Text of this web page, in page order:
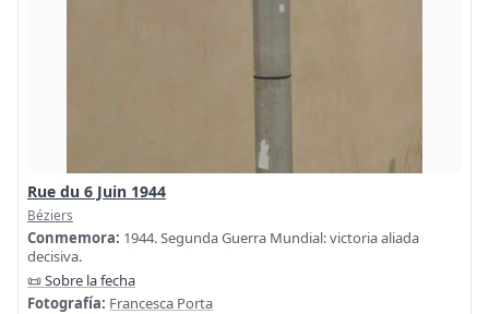
Rue du 6 Juin 1944
Béziers
Conmemora: 1944. Segunda Guerra Mundial: victoria aliada
decisiva.
📜 Sobre la fecha
Fotografía: Francesca Porta